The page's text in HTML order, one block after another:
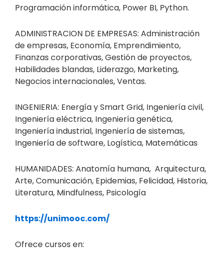
Programación informática, Power BI, Python.
ADMINISTRACION DE EMPRESAS: Administración
de empresas, Economía, Emprendimiento,
Finanzas corporativas, Gestión de proyectos,
Habilidades blandas, Liderazgo, Marketing,
Negocios internacionales, Ventas.
INGENIERIA: Energía y Smart Grid, Ingeniería civil,
Ingeniería eléctrica, Ingeniería genética,
Ingeniería industrial, Ingeniería de sistemas,
Ingeniería de software, Logística, Matemáticas
HUMANIDADES: Anatomía humana, Arquitectura,
Arte, Comunicación, Epidemias, Felicidad, Historia,
Literatura, Mindfulness, Psicología
https://unimooc.com/
Ofrece cursos en: